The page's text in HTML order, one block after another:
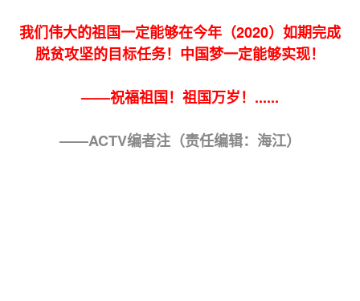
我们伟大的祖国一定能够在今年（2020）如期完成
脱贫攻坚的目标任务！中国梦一定能够实现！
——祝福祖国！祖国万岁！......
——ACTV编者注（责任编辑：海江）